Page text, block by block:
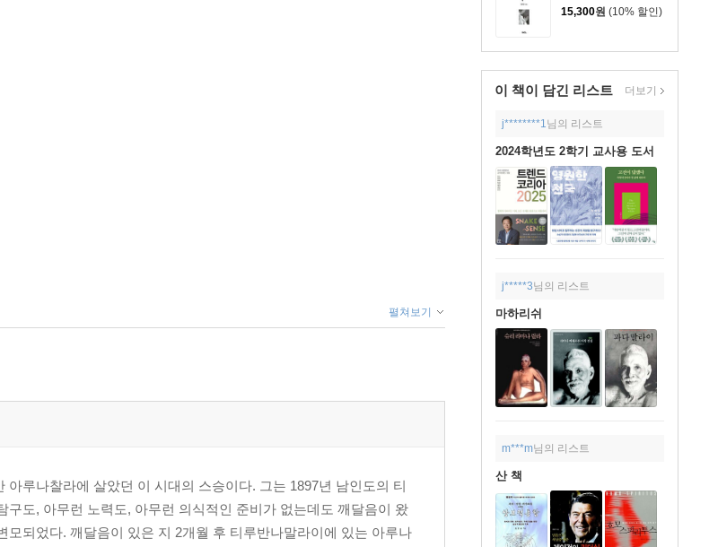
15,300원 (10% 할인)
이 책이 담긴 리스트 더보기
j********1님의 리스트
2024학년도 2학기 교사용 도서
j*****3님의 리스트
마하리쉬
m***m님의 리스트
산 책
펼쳐보기
루나찰라에 살았던 이 시대의 스승이다. 그는 1897년 남인도의 티
도, 아무런 노력도, 아무런 의식적인 준비가 없는데도 깨달음이 왔
되었다. 깨달음이 있은 지 2개월 후 티루반나말라이에 있는 아루나